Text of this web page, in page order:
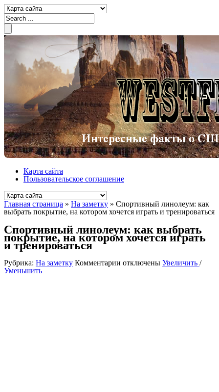
Карта сайта
Пользовательское соглашение
Главная страница » На заметку » Спортивный линолеум: как
выбрать покрытие, на котором хочется играть и тренироваться
Спортивный линолеум: как выбрать
покрытие, на котором хочется играть
и тренироваться
Рубрика: На заметку Комментарии котключены Увеличить /
Уменьшить